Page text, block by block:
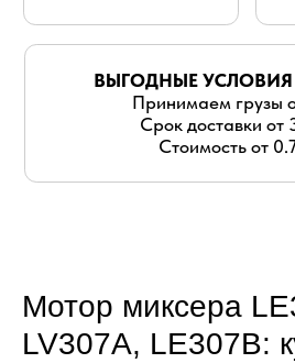
Мотор миксера
LV307A, LE307B: